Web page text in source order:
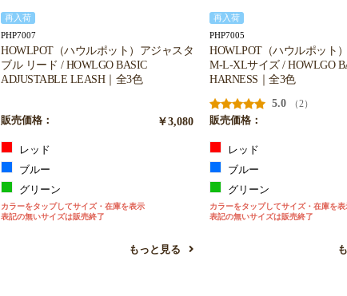
再入荷
PHP7007
HOWLPOT（ハウルポット）アジャスタ
ブル リード / HOWLGO BASIC
ADJUSTABLE LEASH｜全3色
販売価格： ￥3,080
レッド
ブルー
グリーン
カラーをタップしてサイズ・在庫を表示
表記の無いサイズは販売終了
もっと見る
再入荷
PHP7005
HOWLPOT（ハウルポット
M-L-XLサイズ / HOWLGO
HARNESS｜全3色
5.0
（2）
販売価格：
レッド
ブルー
グリーン
カラーをタップしてサイズ・在庫を表
表記の無いサイズは販売終了